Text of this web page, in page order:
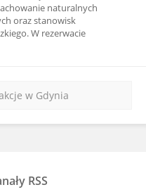
naturalnych
oraz stanowisk
W rezerwacie
w Gdynia
RSS